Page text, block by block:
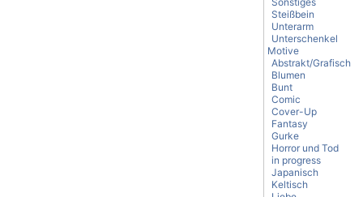
Steißbein
Unterarm
Unterschenkel
Motive
Abstrakt/Grafisch
Blumen
Bunt
Comic
Cover-Up
Fantasy
Gurke
Horror und Tod
in progress
Japanisch
Keltisch